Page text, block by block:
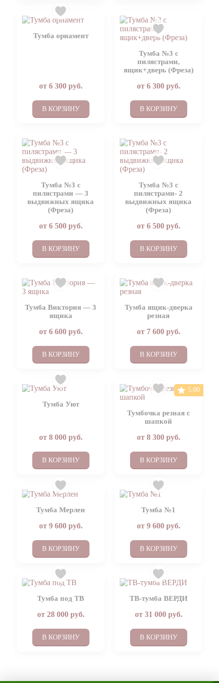
Тумба орнамент
от 6 300руб.
В КОРЗИНУ
Тумба №3 с
пилястрами,
ящик+дверь (Фреза)
от 6 300руб.
В КОРЗИНУ
Тумба №3 с
пилястрами — 3
выдвижных ящика
(Фреза)
от 6 500руб.
В КОРЗИНУ
Тумба №3 с
пилястрами- 2
выдвижных ящика
(Фреза)
от 6 500руб.
В КОРЗИНУ
Тумба Виктория — 3
ящика
от 6 600руб.
В КОРЗИНУ
Тумба ящик-дверка
резная
от 7 600руб.
В КОРЗИНУ
Тумба Уют
от 8 000руб.
В КОРЗИНУ
Тумбочка резная с
шапкой
от 8 300руб.
В КОРЗИНУ
5.00
Тумба Мерлен
от 9 600руб.
В КОРЗИНУ
Тумба №1
от 9 600руб.
В КОРЗИНУ
Тумба под ТВ
от 28 000руб.
В КОРЗИНУ
ТВ-тумба ВЕРДИ
от 31 000руб.
В КОРЗИНУ